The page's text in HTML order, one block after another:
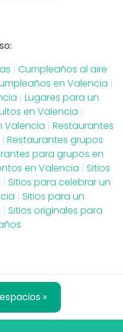
| Cumpleaños al aire
en Valencia |
| Lugares para un
en Valencia |
Valencia | Restaurantes
| Restaurantes grupos
para grupos en
en Valencia | Sitios
| Sitios para celebrar un
| Sitios para un
| Sitios originales para
»